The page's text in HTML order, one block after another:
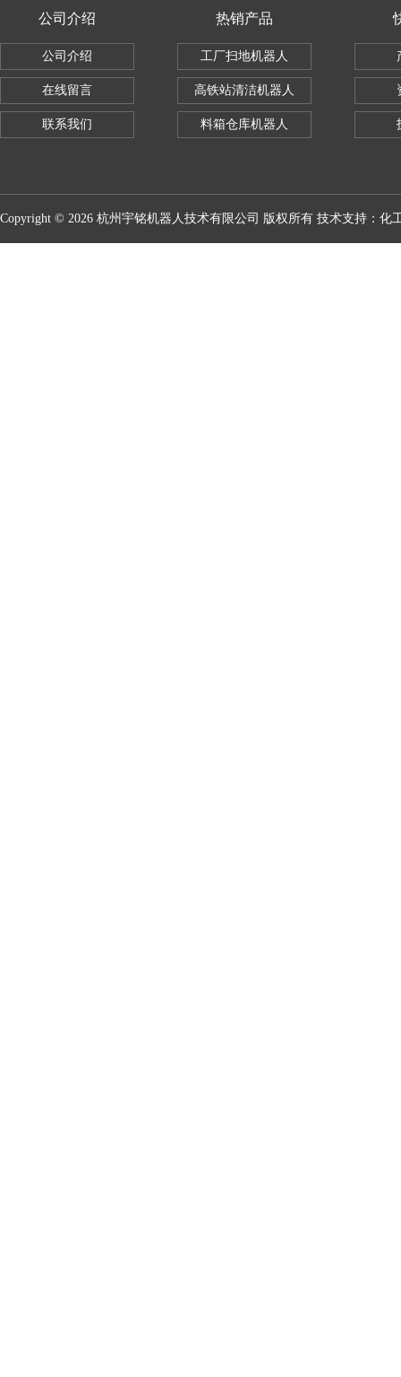
公司介绍
公司介绍
在线留言
联系我们
热销产品
工厂扫地机器人
高铁站清洁机器人
料箱仓库机器人
Copyright © 2026 杭州宇铭机器人技术有限公司 版权所有 技术支持： 化